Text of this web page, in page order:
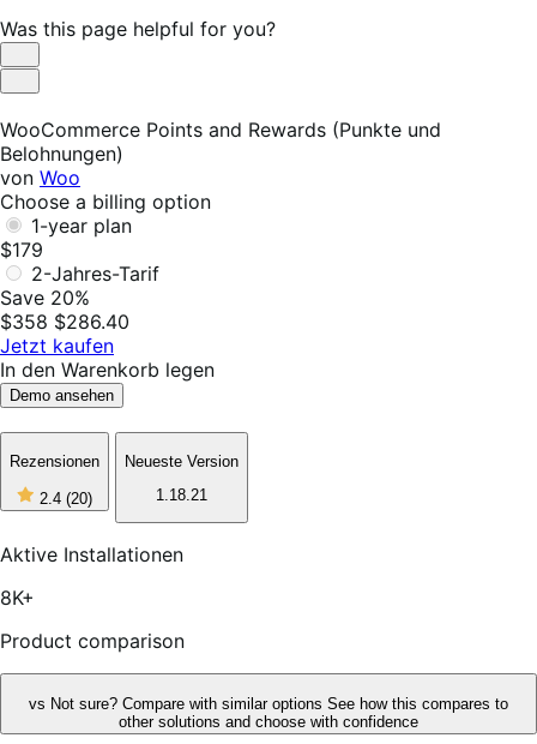
Was this page helpful for you?
Helpful
Not
WooCommerce Points and Rewards (Punkte und
Belohnungen)
von Woo
Choose a billing option
1-year plan
$179
2-Jahres-Tarif
Save 20%
$358 $286.40
Jetzt kaufen
In den Warenkorb legen
Demo ansehen
Rezensionen
2.4 (20)2
out
5
stars,
Neueste Version
1.18.21
Aktive Installationen
8K+
Product comparison
vs Not sure? Compare with similar options See how this compares to
other solutions and choose with confidence